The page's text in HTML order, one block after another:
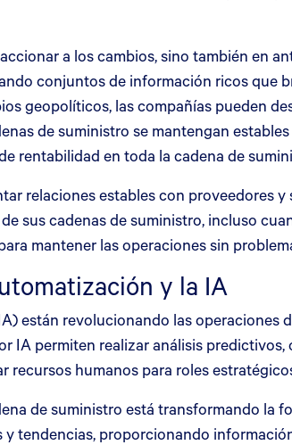
a los cambios, sino también en
conjuntos de información ricos que
geopolíticos, las compañías pueden
de suministro se mantengan
rentabilidad en toda la cadena de
relaciones estables con proveedores
sus cadenas de suministro, incluso
mantener las operaciones sin
y la IA
están revolucionando las
IA permiten realizar análisis
recursos humanos para roles
de suministro está transformando la
tendencias, proporcionando